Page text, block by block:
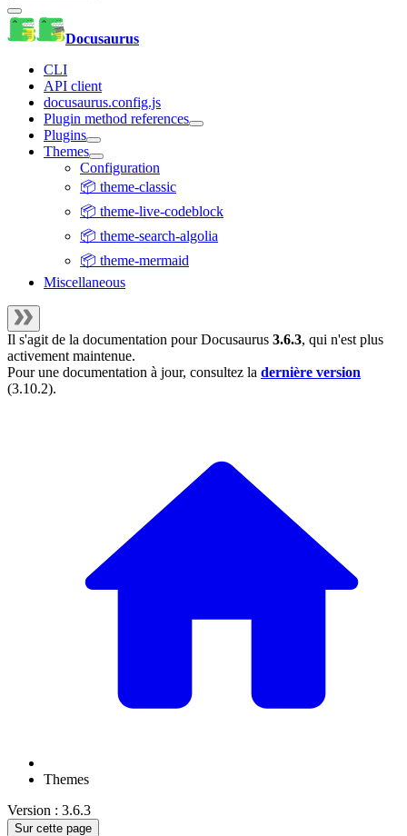
Docusaurus
CLI
API client
docusaurus.config.js
Plugin method references
Plugins
Themes
Configuration
📦 theme-classic
📦 theme-live-codeblock
📦 theme-search-algolia
📦 theme-mermaid
Miscellaneous
Il s'agit de la documentation pourDocusaurus 3.6.3, qui n'est plus
activement maintenue.
Pour une documentation à jour, consultez la dernière version
(3.10.2).
Themes
Version : 3.6.3
Sur cette page